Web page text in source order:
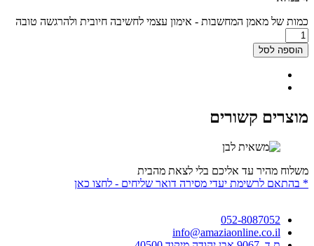
כמות של מאמן המחשבות - אימון עצמי לחשיבה חיובית ולהרגשה טובה
הוספה לסל
מוצרים קשורים
משלוח מהיר עד אליכם בלי לצאת מהבית
* בהתאם לרשימת יעדי מסירה דואר שליחים - לחצו כאן
052-8087052
info@amaziaonline.co.il